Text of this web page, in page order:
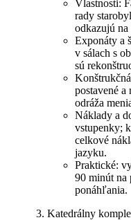
Vlastnosti:
rady
odkazujú
Exponáty a
v sálach s
sú
postavené a
odráža
Náklady a
vstupenky;
celkové
jazyku.
Praktické:
90 minút na
ponáhľania.
Katedrálny